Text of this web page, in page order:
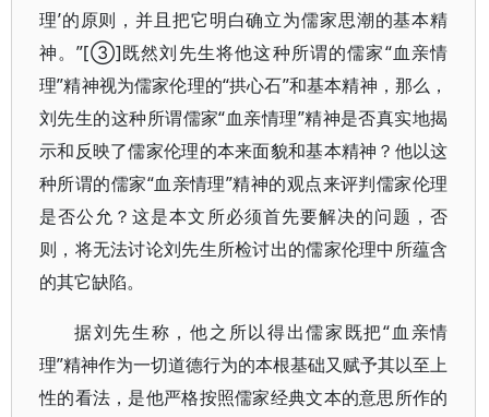
理’的原则，并且把它明白确立为儒家思潮的基本精
神。”[③]既然刘先生将他这种所谓的儒家“血亲情
理”精神视为儒家伦理的“拱心石”和基本精神，那么，
刘先生的这种所谓儒家“血亲情理”精神是否真实地揭
示和反映了儒家伦理的本来面貌和基本精神？他以这
种所谓的儒家“血亲情理”精神的观点来评判儒家伦理
是否公允？这是本文所必须首先要解决的问题，否
则，将无法讨论刘先生所检讨出的儒家伦理中所蕴含
的其它缺陷。
据刘先生称，他之所以得出儒家既把“血亲情
理”精神作为一切道德行为的本根基础又赋予其以至上
性的看法，是他严格按照儒家经典文本的意思所作的